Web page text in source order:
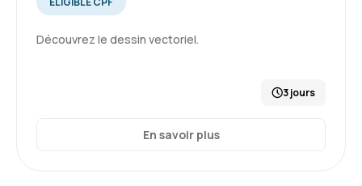
Découvrez le dessin vectoriel.
3 jours
En savoir plus